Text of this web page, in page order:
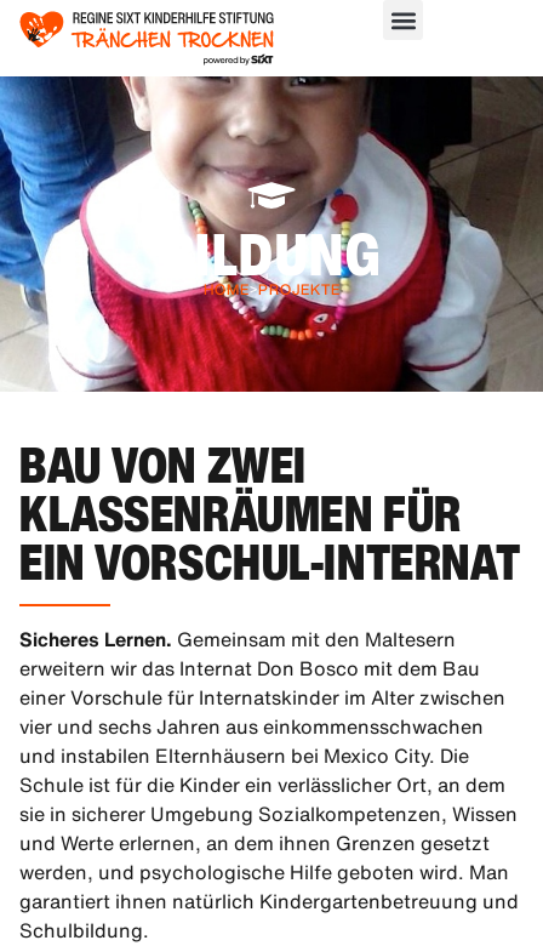
BILDUNG
HOME>PROJEKTE
BAU VON ZWEI
KLASSENRÄUMEN FÜR
EIN VORSCHUL-INTERNAT
Sicheres Lernen. Gemeinsam mit den Maltesern
erweitern wir das Internat Don Bosco mit dem Bau
einer Vorschule für Internatskinder im Alter zwischen
vier und sechs Jahren aus einkommensschwachen
und instabilen Elternhäusern bei Mexico City. Die
Schule ist für die Kinder ein verlässlicher Ort, an dem
sie in sicherer Umgebung Sozialkompetenzen, Wissen
und Werte erlernen, an dem ihnen Grenzen gesetzt
werden, und psychologische Hilfe geboten wird. Man
garantiert ihnen natürlich Kindergartenbetreuung und
Schulbildung.